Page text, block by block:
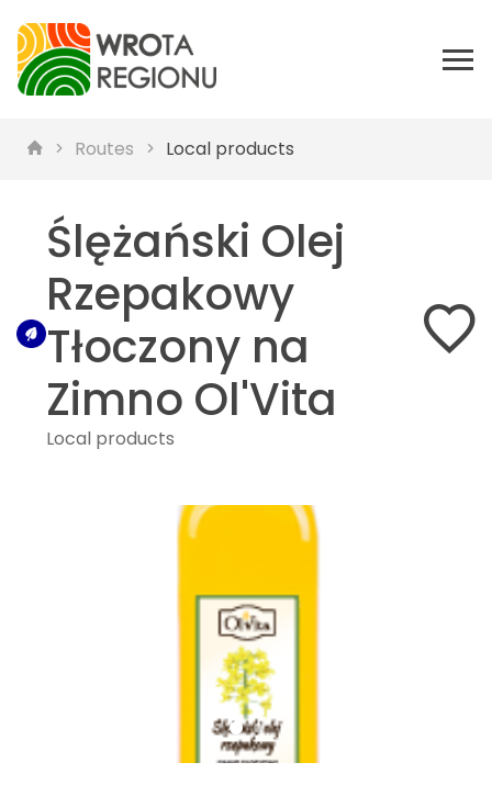
Routes Local products
Ślężański Olej
Rzepakowy
Tłoczony na
Zimno Ol'Vita
Local products